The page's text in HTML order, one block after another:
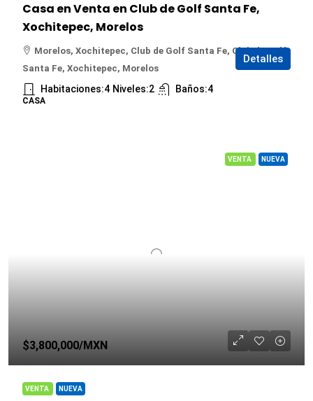
Casa en Venta en Club de Golf Santa Fe,
Xochitepec, Morelos
Morelos, Xochitepec, Club de Golf Santa Fe, Club de Golf
Santa Fe, Xochitepec, Morelos
Habitaciones:4 Niveles:2 Baños:4
CASA
Detalles
VENTA NUEVA
$3,800,000/MXN
VENTA NUEVA